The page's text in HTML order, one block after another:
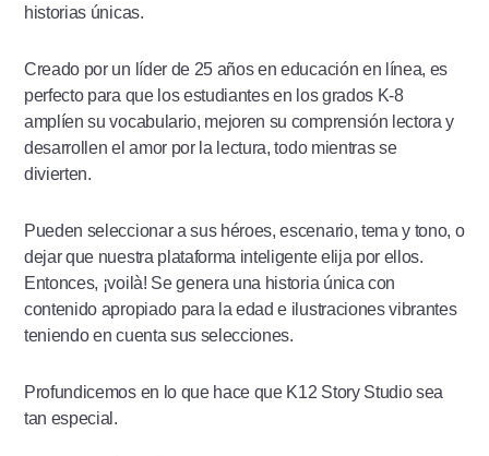
historias únicas.
Creado por un líder de 25 años en educación en línea, es
perfecto para que los estudiantes en los grados K-8
amplíen su vocabulario, mejoren su comprensión lectora y
desarrollen el amor por la lectura, todo mientras se
divierten.
Pueden seleccionar a sus héroes, escenario, tema y tono, o
dejar que nuestra plataforma inteligente elija por ellos.
Entonces, ¡voilà! Se genera una historia única con
contenido apropiado para la edad e ilustraciones vibrantes
teniendo en cuenta sus selecciones.
Profundicemos en lo que hace que K12 Story Studio sea
tan especial.